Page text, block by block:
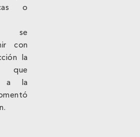
o
se
con
la
que
a la